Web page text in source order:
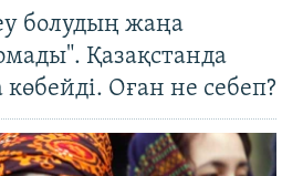
болудың жаңа
Қазақстанда
Оған не себеп?